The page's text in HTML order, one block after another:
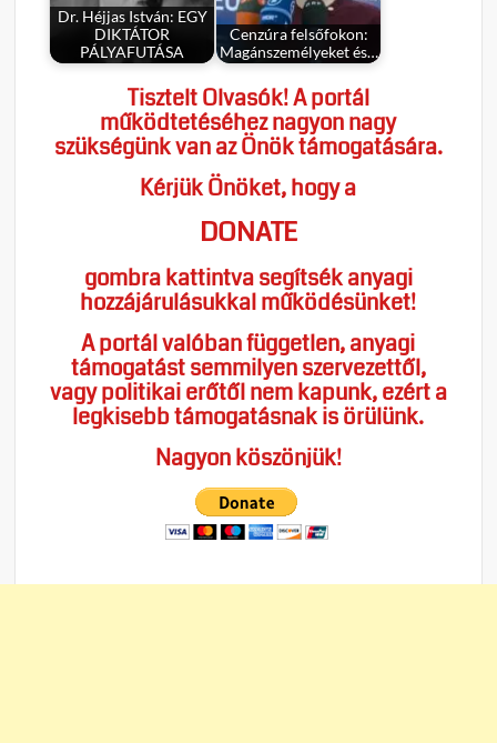
Dr. Héjjas István: EGY
DIKTÁTOR
PÁLYAFUTÁSA
Cenzúra felsőfokon:
Magánszemélyeket és…
Tisztelt Olvasók! A portál
működtetéséhez nagyon nagy
szükségünk van az Önök támogatására.
Kérjük Önöket, hogy a
DONATE
gombra kattintva segítsék anyagi
hozzájárulásukkal működésünket!
A portál valóban független, anyagi
támogatást semmilyen szervezettől,
vagy politikai erőtől nem kapunk, ezért a
legkisebb támogatásnak is örülünk.
Nagyon köszönjük!